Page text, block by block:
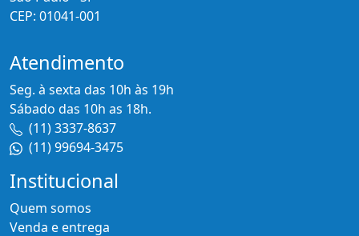
CEP: 01041-001
Atendimento
Seg. à sexta das 10h às 19h
Sábado das 10h as 18h.
(11) 3337-8637
(11) 99694-3475
Institucional
Quem somos
Venda e entrega